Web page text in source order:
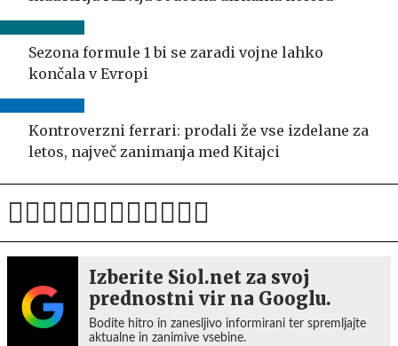
Sezona formule 1 bi se zaradi vojne lahko
končala v Evropi
Kontroverzni ferrari: prodali že vse izdelane za
letos, največ zanimanja med Kitajci
Izberite Siol.net za svoj
prednostni vir na Googlu.
Bodite hitro in zanesljivo informirani ter spremljajte
aktualne in zanimive vsebine.